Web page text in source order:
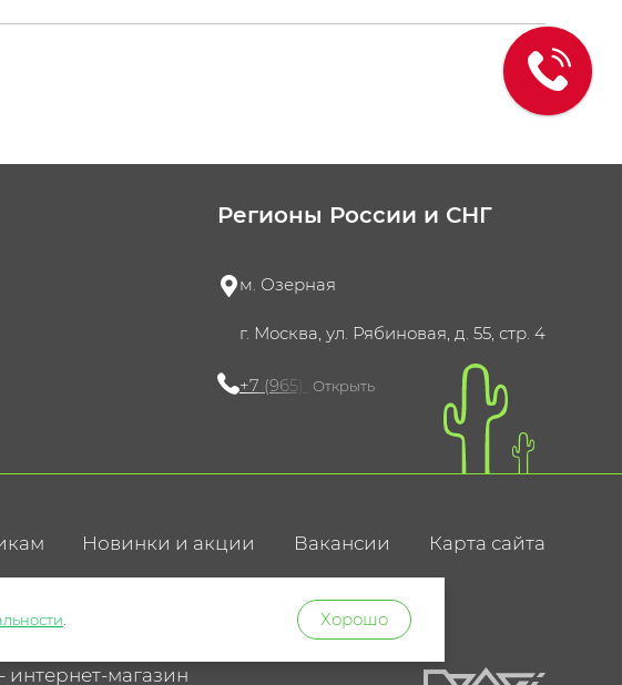
Регионы России и СНГ
м. Озерная
г. Москва, ул. Рябиновая, д. 55, стр. 4
+7 (965) 420-10-10
Открыть
Новинки и акции Вакансии Карта сайта
соглашение
интернет-магазин
Хорошо